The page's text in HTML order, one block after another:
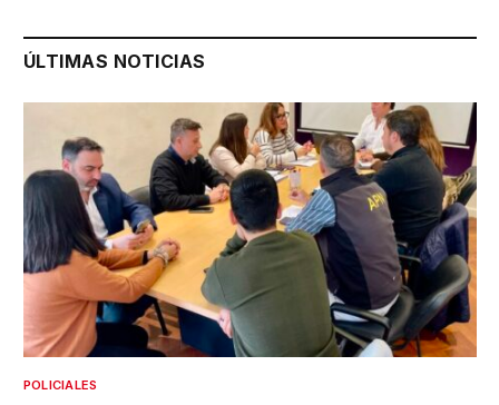
ÚLTIMAS NOTICIAS
POLICIALES